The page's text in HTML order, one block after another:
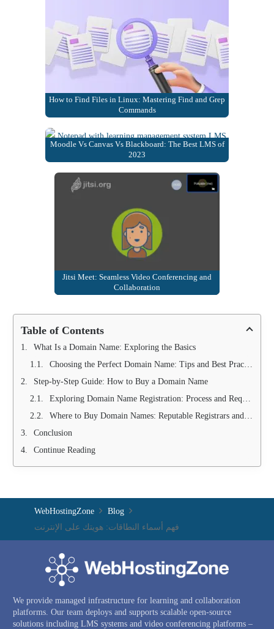
How to Find Files in Linux: Mastering Find and Grep
Commands
Moodle Vs Canvas Vs Blackboard: The Best LMS of
2023
Jitsi Meet: Seamless Video Conferencing and
Collaboration
Table of Contents
What Is a Domain Name: Exploring the Basics
Choosing the Perfect Domain Name: Tips and Best Practices
Step-by-Step Guide: How to Buy a Domain Name
Exploring Domain Name Registration: Process and Requirements
Where to Buy Domain Names: Reputable Registrars and Marketplaces
Conclusion
Continue Reading
WebHostingZone
Blog
فهم أسماء النطاقات: هويتك على الإنترنت
We provide managed infrastructure for learning and collaboration
platforms. Our team deploys and supports scalable open-source
solutions including LMS systems and video conferencing platforms –